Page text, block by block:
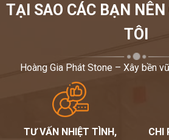
TẠI SAO CÁC BẠN
TÔI
Hoàng Gia Phát Stone – Xây bền
TƯ VẤN NHIỆT TÌNH,
CHI